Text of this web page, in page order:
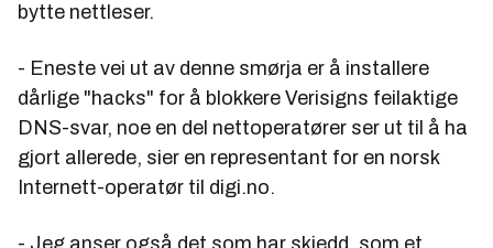
bytte nettleser.
- Eneste vei ut av denne smørja er å installere
dårlige "hacks" for å blokkere Verisigns feilaktige
DNS-svar, noe en del nettoperatører ser ut til å ha
gjort allerede, sier en representant for en norsk
Internett-operatør til digi.no.
- Jeg anser også det som har skjedd, som et